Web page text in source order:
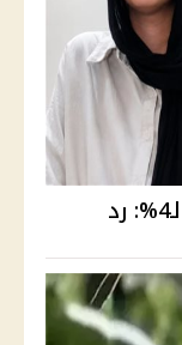
القصة الكاملة لأزمة ريم صاحبة الـ4%: رد